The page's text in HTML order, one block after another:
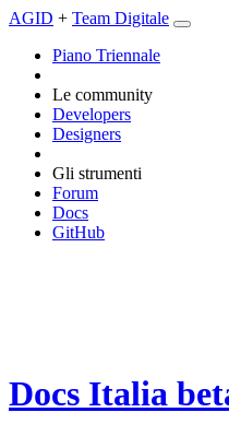
AGID + Team Digitale
Piano Triennale
Le community
Developers
Designers
Gli strumenti
Forum
Docs
GitHub
Docs Italia